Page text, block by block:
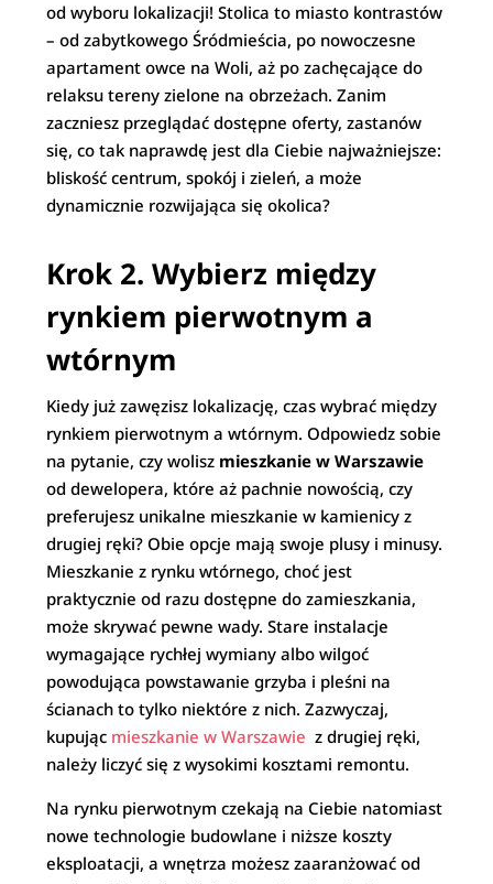
od wyboru lokalizacji! Stolica to miasto kontrastów
– od zabytkowego Śródmieścia, po nowoczesne
apartament owce na Woli, aż po zachęcające do
relaksu tereny zielone na obrzeżach. Zanim
zaczniesz przeglądać dostępne oferty, zastanów
się, co tak naprawdę jest dla Ciebie najważniejsze:
bliskość centrum, spokój i zieleń, a może
dynamicznie rozwijająca się okolica?
Krok 2. Wybierz między
rynkiem pierwotnym a
wtórnym
Kiedy już zawęzisz lokalizację, czas wybrać między
rynkiem pierwotnym a wtórnym. Odpowiedz sobie
na pytanie, czy wolisz mieszkanie w Warszawie
od dewelopera, które aż pachnie nowością, czy
preferujesz unikalne mieszkanie w kamienicy z
drugiej ręki? Obie opcje mają swoje plusy i minusy.
Mieszkanie z rynku wtórnego, choć jest
praktycznie od razu dostępne do zamieszkania,
może skrywać pewne wady. Stare instalacje
wymagające rychłej wymiany albo wilgoć
powodująca powstawanie grzyba i pleśni na
ścianach to tylko niektóre z nich. Zazwyczaj,
kupując mieszkanie w Warszawie z drugiej ręki,
należy liczyć się z wysokimi kosztami remontu.
Na rynku pierwotnym czekają na Ciebie natomiast
nowe technologie budowlane i niższe koszty
eksploatacji, a wnętrza możesz zaaranżować od